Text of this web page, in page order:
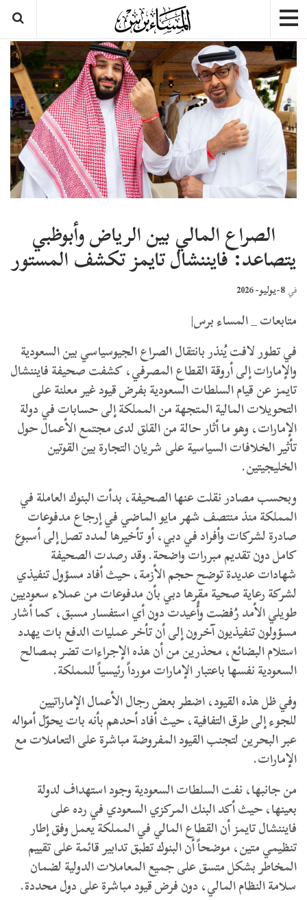
الصراع المالي بين الرياض وأبوظبي
يتصاعد: فايننشال تايمز تكشف المستور
في 8-يوليو- 2026
متابعات _ المساء برس|
​في تطور لافت يُنذر بانتقال الصراع الجيوسياسي بين السعودية
والإمارات إلى أروقة القطاع المصرفي، كشفت صحيفة فايننشال
تايمز عن قيام السلطات السعودية بفرض قيود غير معلنة على
التحويلات المالية المتجهة من المملكة إلى حسابات في دولة
الإمارات، وهو ما أثار حالة من القلق لدى مجتمع الأعمال حول
تأثير الخلافات السياسية على شريان التجارة بين القوتين
الخليجيتين.
​وبحسب مصادر نقلت عنها الصحيفة، بدأت البنوك العاملة في
المملكة منذ منتصف شهر مايو الماضي في إرجاع مدفوعات
صادرة لشركات وأفراد في دبي، أو تأخيرها لمدد تصل إلى أسبوع
كامل دون تقديم مبررات واضحة. وقد رصدت الصحيفة
شهادات عديدة توضح حجم الأزمة، حيث أفاد مسؤول تنفيذي
لشركة رعاية صحية مقرها دبي بأن مدفوعات من عملاء سعوديين
طويلي الأمد رُفضت وأُعيدت دون أي استفسار مسبق، كما أشار
مسؤولون تنفيذيون آخرون إلى أن تأخر عمليات الدفع بات يهدد
استلام البضائع، محذرين من أن هذه الإجراءات تضر بمصالح
السعودية نفسها باعتبار الإمارات مورداً رئيسياً للمملكة.
وفي ظل هذه القيود، اضطر بعض رجال الأعمال الإماراتيين
للجوء إلى طرق التفافية، حيث أفاد أحدهم بأنه بات يحوّل أمواله
عبر البحرين لتجنب القيود المفروضة مباشرة على التعاملات مع
الإمارات.
​من جانبها، نفت السلطات السعودية وجود استهداف لدولة
بعينها، حيث أكد البنك المركزي السعودي في رده على
فايننشال تايمز أن القطاع المالي في المملكة يعمل وفق إطار
تنظيمي متين، موضحاً أن البنوك تطبق تدابير قائمة على تقييم
المخاطر بشكل متسق على جميع المعاملات الدولية لضمان
سلامة النظام المالي، دون فرض قيود مباشرة على دول محددة.